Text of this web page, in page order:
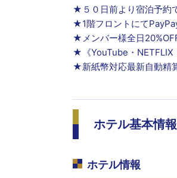
★５０日前より宿泊予約
★1階フロントにて
★メンバー様全日
★《YouTube・NETFLIX
★新紙幣対応最新自動精
ホテル基本情報
ホテル情報